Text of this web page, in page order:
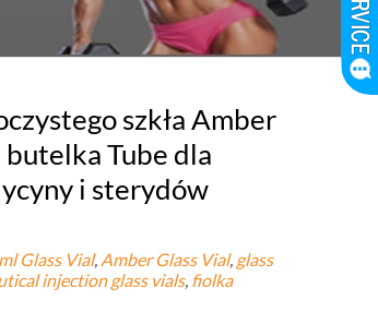
szkła Amber
Tube dla
i sterydów
Glass Vial, Amber Glass Vial, glass
injection glass vials, fiolka